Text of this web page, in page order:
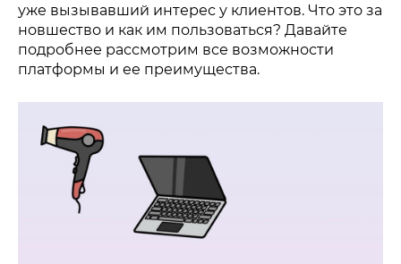
уже вызывавший интерес у клиентов. Что это за
новшество и как им пользоваться? Давайте
подробнее рассмотрим все возможности
платформы и ее преимущества.